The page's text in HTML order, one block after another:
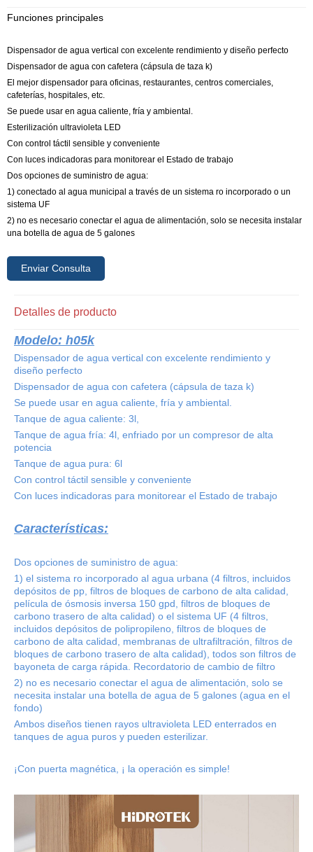
Funciones principales
Dispensador de agua vertical con excelente rendimiento y diseño perfecto
Dispensador de agua con cafetera (cápsula de taza k)
El mejor dispensador para oficinas, restaurantes, centros comerciales,
cafeterías, hospitales, etc.
Se puede usar en agua caliente, fría y ambiental.
Esterilización ultravioleta LED
Con control táctil sensible y conveniente
Con luces indicadoras para monitorear el Estado de trabajo
Dos opciones de suministro de agua:
1) conectado al agua municipal a través de un sistema ro incorporado o un
sistema UF
2) no es necesario conectar el agua de alimentación, solo se necesita instalar
una botella de agua de 5 galones
Enviar Consulta
Detalles de producto
Modelo: h05k
Dispensador de agua vertical con excelente rendimiento y
diseño perfecto
Dispensador de agua con cafetera (cápsula de taza k)
Se puede usar en agua caliente, fría y ambiental.
Tanque de agua caliente: 3l,
Tanque de agua fría: 4l, enfriado por un compresor de alta
potencia
Tanque de agua pura: 6l
Con control táctil sensible y conveniente
Con luces indicadoras para monitorear el Estado de trabajo
Características:
Dos opciones de suministro de agua:
1) el sistema ro incorporado al agua urbana (4 filtros, incluidos
depósitos de pp, filtros de bloques de carbono de alta calidad,
película de ósmosis inversa 150 gpd, filtros de bloques de
carbono trasero de alta calidad) o el sistema UF (4 filtros,
incluidos depósitos de polipropileno, filtros de bloques de
carbono de alta calidad, membranas de ultrafiltración, filtros de
bloques de carbono trasero de alta calidad), todos son filtros de
bayoneta de carga rápida. Recordatorio de cambio de filtro
2) no es necesario conectar el agua de alimentación, solo se
necesita instalar una botella de agua de 5 galones (agua en el
fondo)
Ambos diseños tienen rayos ultravioleta LED enterrados en
tanques de agua puros y pueden esterilizar.
¡Con puerta magnética, ¡ la operación es simple!